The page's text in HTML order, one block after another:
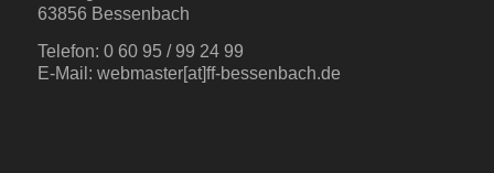
63856 Bessenbach
Telefon: 0 60 95 / 99 24 99
E-Mail: webmaster[at]ff-bessenbach.de